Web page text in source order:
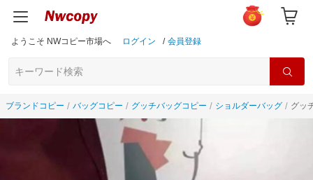
ようこそ NWコピー市場へ ログイン / 会員登録
ブランドコピー バッグコピー グッチバッグコピー ショルダーバッグ グッ